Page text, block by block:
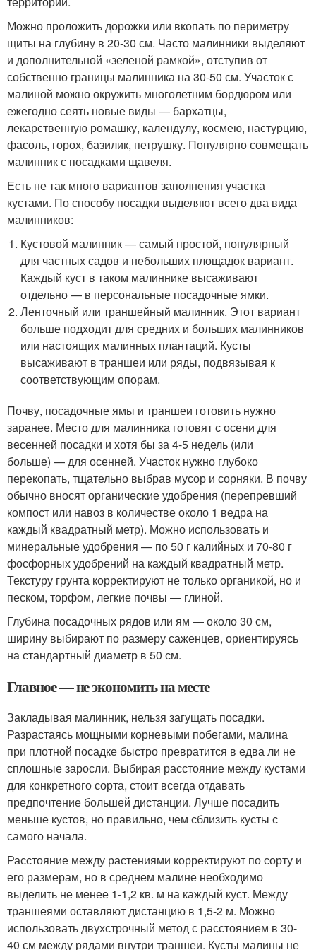
Можно проложить дорожки или вкопать по периметру
щиты на глубину в 20-30 см. Часто малинники выделяют
и дополнительной «зеленой рамкой», отступив от
собственно границы малинника на 30-50 см. Участок с
малиной можно окружить многолетним бордюром или
ежегодно сеять новые виды — бархатцы,
лекарственную ромашку, календулу, космею, настурцию,
фасоль, горох, базилик, петрушку. Популярно совмещать
малинник с посадками щавеля.
Есть не так много вариантов заполнения участка
кустами. По способу посадки выделяют всего два вида
малинников:
Кустовой малинник — самый простой, популярный
для частных садов и небольших площадок вариант.
Каждый куст в таком малиннике высаживают
отдельно — в персональные посадочные ямки.
Ленточный или траншейный малинник. Этот вариант
больше подходит для средних и больших малинников
или настоящих малинных плантаций. Кусты
высаживают в траншеи или ряды, подвязывая к
соответствующим опорам.
Почву, посадочные ямы и траншеи готовить нужно
заранее. Место для малинника готовят с осени для
весенней посадки и хотя бы за 4-5 недель (или
больше) — для осенней. Участок нужно глубоко
перекопать, тщательно выбрав мусор и сорняки. В почву
обычно вносят органические удобрения (перепревший
компост или навоз в количестве около 1 ведра на
каждый квадратный метр). Можно использовать и
минеральные удобрения — по 50 г калийных и 70-80 г
фосфорных удобрений на каждый квадратный метр.
Текстуру грунта корректируют не только органикой, но и
песком, торфом, легкие почвы — глиной.
Глубина посадочных рядов или ям — около 30 см,
ширину выбирают по размеру саженцев, ориентируясь
на стандартный диаметр в 50 см.
Главное — не экономить на месте
Закладывая малинник, нельзя загущать посадки.
Разрастаясь мощными корневыми побегами, малина
при плотной посадке быстро превратится в едва ли не
сплошные заросли. Выбирая расстояние между кустами
для конкретного сорта, стоит всегда отдавать
предпочтение большей дистанции. Лучше посадить
меньше кустов, но правильно, чем сблизить кусты с
самого начала.
Расстояние между растениями корректируют по сорту и
его размерам, но в среднем малине необходимо
выделить не менее 1-1,2 кв. м на каждый куст. Между
траншеями оставляют дистанцию в 1,5-2 м. Можно
использовать двухстрочный метод с расстоянием в 30-
40 см между рядами внутри траншеи. Кусты малины не